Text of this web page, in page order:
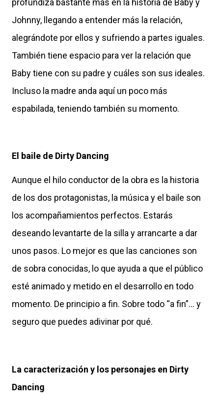
profundiza bastante más en la historia de Baby y
Johnny, llegando a entender más la relación,
alegrándote por ellos y sufriendo a partes iguales.
También tiene espacio para ver la relación que
Baby tiene con su padre y cuáles son sus ideales.
Incluso la madre anda aquí un poco más
espabilada, teniendo también su momento.
El baile de Dirty Dancing
Aunque el hilo conductor de la obra es la historia
de los dos protagonistas, la música y el baile son
los acompañamientos perfectos. Estarás
deseando levantarte de la silla y arrancarte a dar
unos pasos. Lo mejor es que las canciones son
de sobra conocidas, lo que ayuda a que el público
esté animado y metido en el desarrollo en todo
momento. De principio a fin. Sobre todo “a fin”… y
seguro que puedes adivinar por qué.
La caracterización y los personajes en Dirty
Dancing